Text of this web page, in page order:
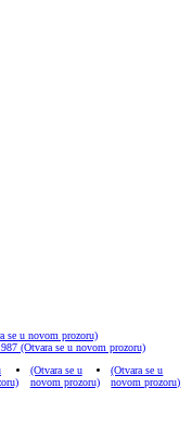
se u novom prozoru)
(Otvara se u novom prozoru)
(Otvara se u
novom prozoru)
(Otvara se u
novom prozoru)